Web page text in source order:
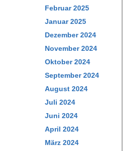
Februar 2025
Januar 2025
Dezember 2024
November 2024
Oktober 2024
September 2024
August 2024
Juli 2024
Juni 2024
April 2024
März 2024